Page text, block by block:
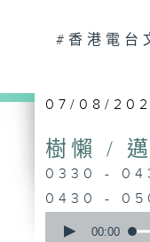
#香港電台
07/08/
樹懶 /
0330 -
0430 -
seconds
00:00